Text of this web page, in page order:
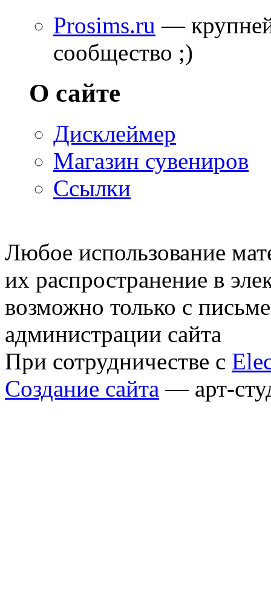
Prosims.ru —
сообщество ;)
О сайте
Дисклеймер
Магазин сувениров
Ссылки
Любое использование
их распространение в
возможно только с
администрации сайта
При сотрудничестве с
Создание сайта — арт-